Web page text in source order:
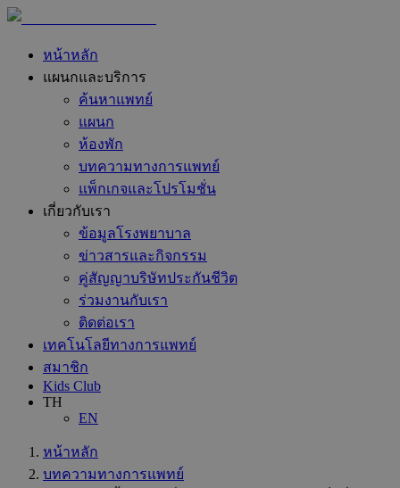
หน้าหลัก
แผนกและบริการ
ค้นหาแพทย์
แผนก
ห้องพัก
บทความทางการแพทย์
แพ็กเกจและโปรโมชั่น
เกี่ยวกับเรา
ข้อมูลโรงพยาบาล
ข่าวสารและกิจกรรม
คู่สัญญาบริษัทประกันชีวิต
ร่วมงานกับเรา
ติดต่อเรา
เทคโนโลยีทางการแพทย์
สมาชิก
Kids Club
TH
EN
หน้าหลัก
บทความทางการแพทย์